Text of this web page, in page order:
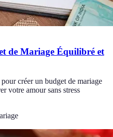
de Mariage Équilibré et
créer un budget de mariage
votre amour sans stress